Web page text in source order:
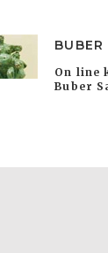
On line
Buber